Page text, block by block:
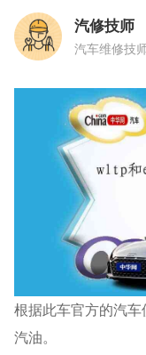
汽修技师
汽车维修技
根据此车官方的汽
汽油。